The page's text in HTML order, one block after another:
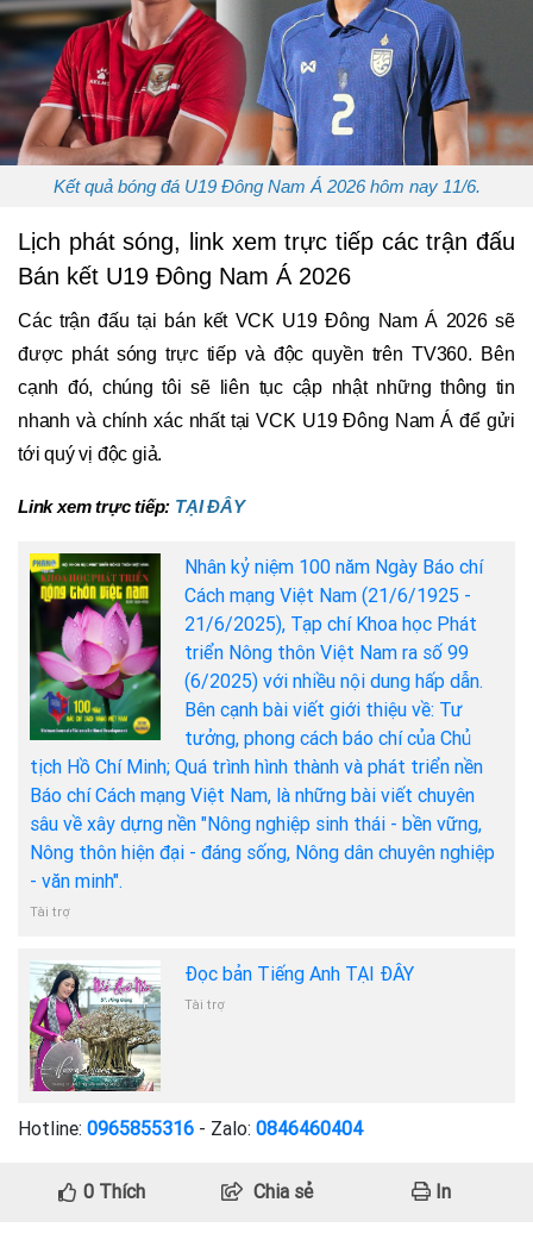
Kết quả bóng đá U19 Đông Nam Á 2026 hôm nay 11/6.
Lịch phát sóng, link xem trực tiếp các trận đấu
Bán kết U19 Đông Nam Á 2026
Các trận đấu tại bán kết VCK U19 Đông Nam Á 2026 sẽ
được phát sóng trực tiếp và độc quyền trên TV360. Bên
cạnh đó, chúng tôi sẽ liên tục cập nhật những thông tin
nhanh và chính xác nhất tại VCK U19 Đông Nam Á để gửi
tới quý vị độc giả.
Link xem trực tiếp: TẠI ĐÂY
Nhân kỷ niệm 100 năm Ngày Báo chí
Cách mạng Việt Nam (21/6/1925 -
21/6/2025), Tạp chí Khoa học Phát
triển Nông thôn Việt Nam ra số 99
(6/2025) với nhiều nội dung hấp dẫn.
Bên cạnh bài viết giới thiệu về: Tư
tưởng, phong cách báo chí của Chủ
tịch Hồ Chí Minh; Quá trình hình thành và phát triển nền
Báo chí Cách mạng Việt Nam, là những bài viết chuyên
sâu về xây dựng nền "Nông nghiệp sinh thái - bền vững,
Nông thôn hiện đại - đáng sống, Nông dân chuyên nghiệp
- văn minh".
Tài trợ
Đọc bản Tiếng Anh TẠI ĐÂY
Tài trợ
Hotline: 0965855316 - Zalo: 0846460404
0Thích Chia sẻ In